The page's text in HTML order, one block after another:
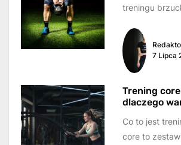
treningu
elementem w
zdrowej7 Lipca
Trening
dlaczego
Co to jest
core to